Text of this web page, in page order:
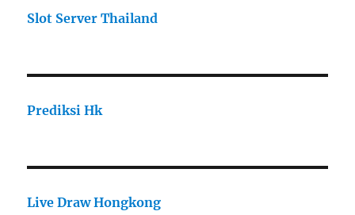
Slot Server Thailand
Prediksi Hk
Live Draw Hongkong